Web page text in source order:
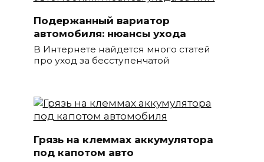
Подержанный вариатор
автомобиля: нюансы ухода
В Интернете найдется много статей
про уход за бесступенчатой
Грязь на клеммах аккумулятора
под капотом авто